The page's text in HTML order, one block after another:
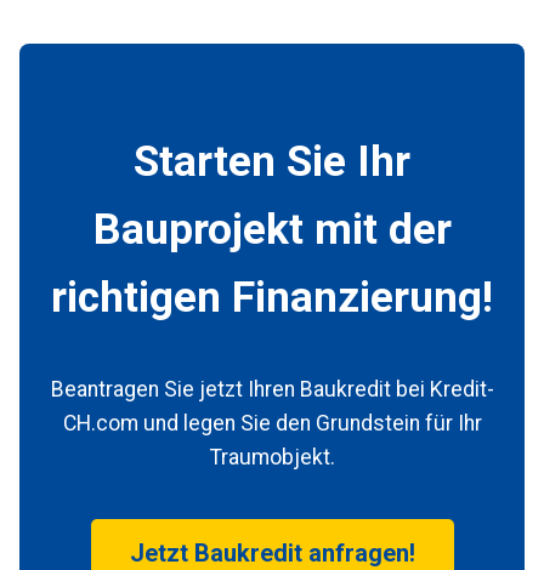
Starten Sie Ihr
Bauprojekt mit der
richtigen Finanzierung!
Beantragen Sie jetzt Ihren Baukredit bei Kredit-
CH.com und legen Sie den Grundstein für Ihr
Traumobjekt.
Jetzt Baukredit anfragen!